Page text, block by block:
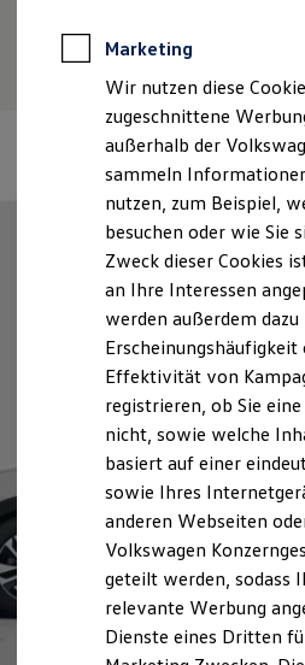
Anpfiff zum Gewinn
Elektroautos
ID. Tutorials
Elektrofahrzeugkonzepte
Reichweite
Reichweite der ID.
Reichweite im
Laden
Laden unterwegs
Laden Zuhause
Batterie
Sicherheit
Garantie und
Nachhaltigkeit
Technologie
Kosten und Kauf
Verbrauchskosten
Kaufoptionen
E-Auto-Förderung
Software und
Die ID. Software 6
ID. Software
Digitale Extras
Schnittstellen zu
Marketing
Wir nutzen diese
zugeschnittene
außerhalb der
sammeln
nutzen, zum Beispiel,
besuchen oder wie Sie
Zweck dieser Cookies
an Ihre Interessen
werden außerdem
Erscheinungshäufigkeit
Effektivität von
registrieren, ob Sie
nicht, sowie welche
basiert auf einer
sowie Ihres
anderen Webseiten
Volkswagen
geteilt werden, sodass
relevante Werbung
Dienste eines Dritten